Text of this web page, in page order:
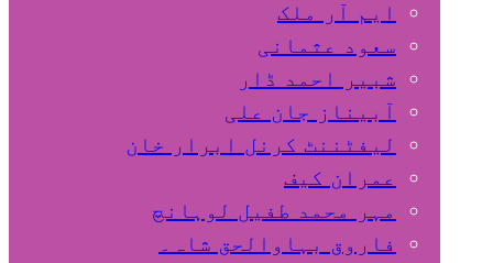
ایم آر ملک
سعود عثمانی
شبیر احمد ڈار
آبیناز جان علی
لیفٹننٹ کرنل ابرار خان
عمران کیف
مہر محمد طفیل لوہانچ
فاروق بہاوالحق شاہ۔